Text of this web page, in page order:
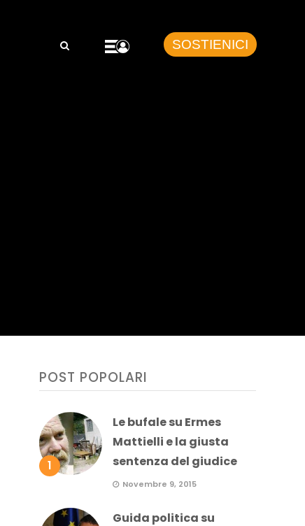
SOSTIENICI
POST POPOLARI
1
Le bufale su Ermes
Mattielli e la giusta
sentenza del giudice
Novembre 9, 2015
Guida politica su